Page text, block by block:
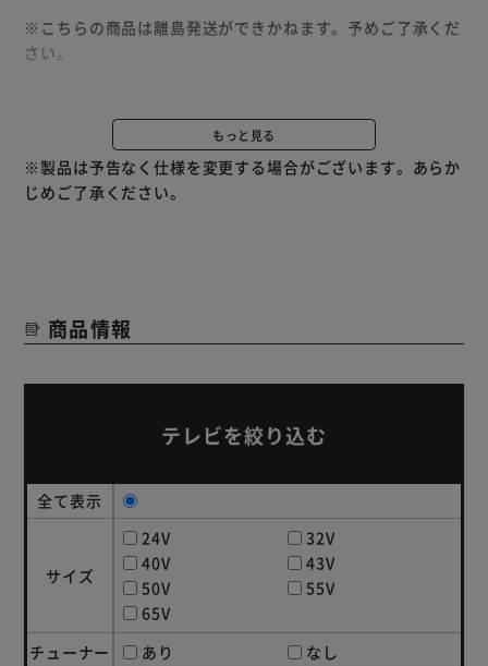
※こちらの商品は離島発送ができかねます。予めご了承くだ
さい。
お好きなエンタメを、Google（TM）が手助け。
Google TV（TM）はアプリやサブスクから、一人ひとりの
ために厳選された映画や番組を提供します。
※Google TVは本デバイスのソフトウェア機能の名称であ
めます。
※Netflix視聴プランのメンバーシップが必要です。
Amazon．com Inc．またはその関連会社の商標です。
※プリインストールのアプリ以外は、Google Playからイン
ストールしてください。
【4K：映像／音質】
迫力の高画質と高音質体験を。
Dolby Vision・Atmos（※）。
もっと見る
※製品は予告なく仕様を変更する場合がございます。あらか
じめご了承ください。
商品情報
テレビを絞り込む
全て表示
サイズ
24V
32V
40V
43V
50V
55V
65V
チューナー
あり
なし